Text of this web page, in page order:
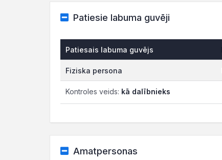
Patiesie labuma guvēji
Patiesais labuma guvējs
Fiziska persona
Kontroles veids: kā dalībnieks
Amatpersonas